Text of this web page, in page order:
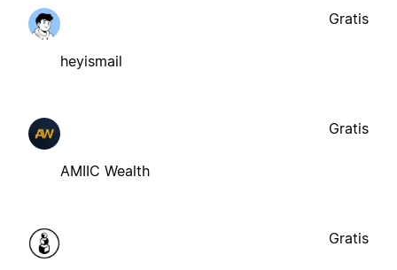
heyismail
Gratis
AMIIC Wealth
Gratis
Gratis